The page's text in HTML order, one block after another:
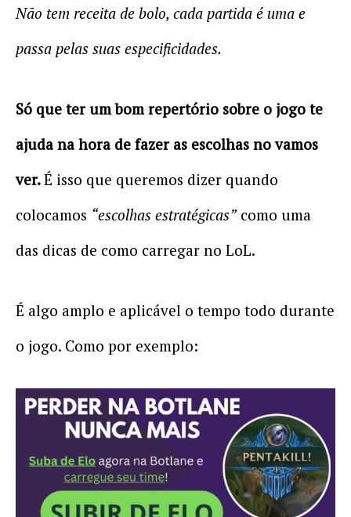
Não tem receita de bolo, cada partida é uma e
passa pelas suas especificidades.
Só que ter um bom repertório sobre o jogo te
ajuda na hora de fazer as escolhas no vamos
ver.É isso que queremos dizer quando
colocamos “escolhas estratégicas”como uma
das dicas de como carregar no LoL.
É algo amplo e aplicável o tempo todo durante
o jogo. Como por exemplo: